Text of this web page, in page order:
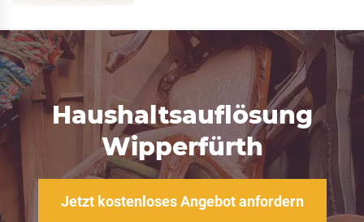
Haushaltsauflösung
Wipperfürth
Jetzt kostenloses Angebot anfordern